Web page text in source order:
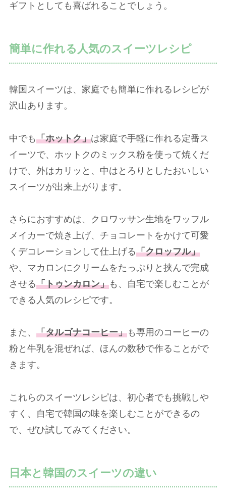
ギフトとしても喜ばれることでしょう。
簡単に作れる人気のスイーツレシピ
韓国スイーツは、家庭でも簡単に作れるレシピが
沢山あります。
中でも「ホットク」は家庭で手軽に作れる定番ス
イーツで、ホットクのミックス粉を使って焼くだ
けで、外はカリッと、中はとろりとしたおいしい
スイーツが出来上がります。
さらにおすすめは、クロワッサン生地をワッフル
メイカーで焼き上げ、チョコレートをかけて可愛
くデコレーションして仕上げる「クロッフル」
や、マカロンにクリームをたっぷりと挟んで完成
させる「トゥンカロン」も、自宅で楽しむことが
できる人気のレシピです。
また、 「タルゴナコーヒー」も専用のコーヒーの
粉と牛乳を混ぜれば、ほんの数秒で作ることがで
きます。
これらのスイーツレシピは、初心者でも挑戦しや
すく、自宅で韓国の味を楽しむことができるの
で、ぜひ試してみてください。
日本と韓国のスイーツの違い